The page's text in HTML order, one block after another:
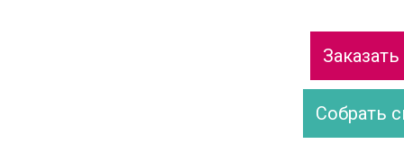
Собрать